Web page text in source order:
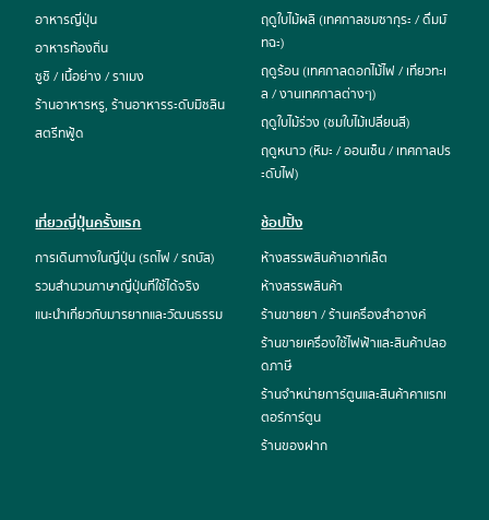
อาหารญี่ปุ่น
อาหารท้องถิ่น
ซูชิ / เนื้อย่าง / ราเมง
ร้านอาหารหรู, ร้านอาหารระดับมิชลิน
สตรีทฟู้ด
ฤดูใบไม้ผลิ (เทศกาลชมซากุระ / ดื่มมั
ทฉะ)
ฤดูร้อน (เทศกาลดอกไม้ไฟ / เที่ยวทะเ
ล / งานเทศกาลต่างๆ)
ฤดูใบไม้ร่วง (ชมใบไม้เปลี่ยนสี)
ฤดูหนาว (หิมะ / ออนเซ็น / เทศกาลปร
ะดับไฟ)
เที่ยวญี่ปุ่นครั้งแรก
การเดินทางในญี่ปุ่น (รถไฟ / รถบัส)
รวมสำนวนภาษาญี่ปุ่นที่ใช้ได้จริง
แนะนำเกี่ยวกับมารยาทและวัฒนธรรม
ช้อปปิ้ง
ห้างสรรพสินค้าเอาท์เล็ต
ห้างสรรพสินค้า
ร้านขายยา / ร้านเครื่องสำอางค์
ร้านขายเครื่องใช้ไฟฟ้าและสินค้าปลอ
ดภาษี
ร้านจำหน่ายการ์ตูนและสินค้าคาแรกเ
ตอร์การ์ตูน
ร้านของฝาก